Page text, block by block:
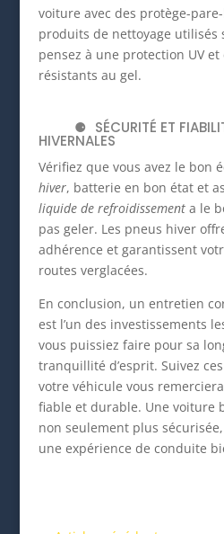
voiture avec des protège-
produits de nettoyage utilisés
pensez à une protection UV
résistants au gel.
SÉCURITÉ ET
HIVERNALES
Vérifiez que vous avez le bon
hiver, batterie en bon état et
liquide de refroidissementa le
pas geler. Les pneus hiver
adhérence et garantissent
routes verglacées.
En conclusion, un entretien
est l’un des investissements
vous puissiez faire pour sa
tranquillité d’esprit. Suivez
votre véhicule vous
fiable et durable. Une voiture
non seulement plus
une expérience de conduite